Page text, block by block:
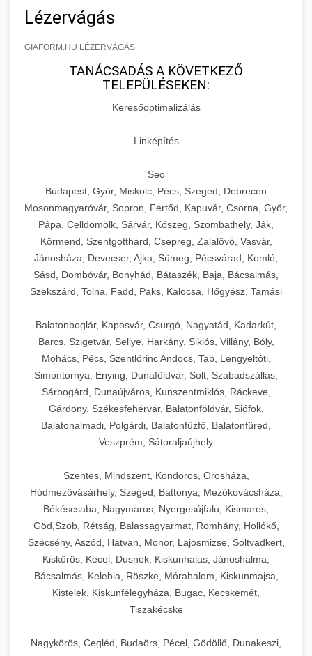
Lézervágás
GIAFORM.HU LÉZERVÁGÁS
TANÁCSADÁS A KÖVETKEZŐ
TELEPÜLÉSEKEN:
Keresőoptimalizálás
Linképítés
Seo
Budapest, Győr, Miskolc, Pécs, Szeged, Debrecen
Mosonmagyaróvár, Sopron, Fertőd, Kapuvár, Csorna, Győr,
Pápa, Celldömölk, Sárvár, Kőszeg, Szombathely, Ják,
Körmend, Szentgotthárd, Csepreg, Zalalövő, Vasvár,
Jánosháza, Devecser, Ajka, Sümeg, Pécsvárad, Komló,
Sásd, Dombóvár, Bonyhád, Bátaszék, Baja, Bácsalmás,
Szekszárd, Tolna, Fadd, Paks, Kalocsa, Hőgyész, Tamási
Balatonboglár, Kaposvár, Csurgó, Nagyatád, Kadarkút,
Barcs, Szigetvár, Sellye, Harkány, Siklós, Villány, Bóly,
Mohács, Pécs, Szentlőrinc Andocs, Tab, Lengyeltóti,
Simontornya, Enying, Dunaföldvár, Solt, Szabadszállás,
Sárbogárd, Dunaújváros, Kunszentmiklós, Ráckeve,
Gárdony, Székesfehérvár, Balatonföldvár, Siófok,
Balatonalmádi, Polgárdi, Balatonfűzfő, Balatonfüred,
Veszprém, Sátoraljaújhely
Szentes, Mindszent, Kondoros, Orosháza,
Hódmezővásárhely, Szeged, Battonya, Mezőkovácsháza,
Békéscsaba, Nagymaros, Nyergesújfalu, Kismaros,
Göd,Szob, Rétság, Balassagyarmat, Romhány, Hollókő,
Szécsény, Aszód, Hatvan, Monor, Lajosmizse, Soltvadkert,
Kiskőrös, Kecel, Dusnok, Kiskunhalas, Jánoshalma,
Bácsalmás, Kelebia, Röszke, Mórahalom, Kiskunmajsa,
Kistelek, Kiskunfélegyháza, Bugac, Kecskemét,
Tiszakécske
Nagykörös, Cegléd, Budaörs, Pécel, Gödöllő, Dunakeszi,